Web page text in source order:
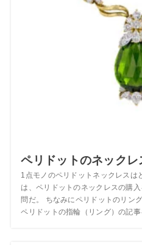
ペリドットのネックレ
1点モノのペリドットネックレスは
は、ペリドットのネックレスの購
問だ。 ちなみにペリドットのリン
ペリドットの指輪（リング）の記事